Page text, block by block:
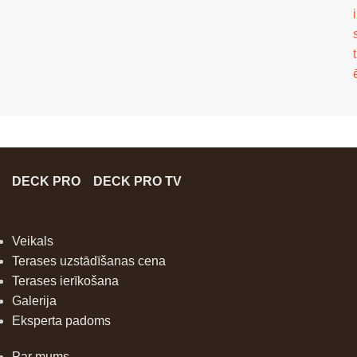
i
t
DECK PRO DECK PRO TV
Veikals
Terases uzstādīšanas cena
Terases ierīkošana
Galerija
Eksperta padoms